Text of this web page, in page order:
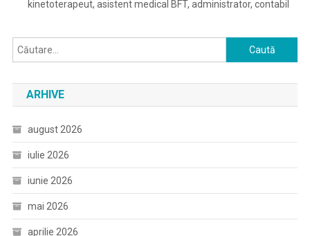
kinetoterapeut, asistent medical BFT, administrator, contabil
Caută
după:
ARHIVE
august 2026
iulie 2026
iunie 2026
mai 2026
aprilie 2026